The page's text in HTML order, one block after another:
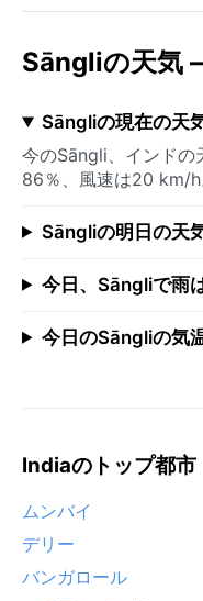
Sāngliの天気
Sāngliの現在の天
今のSāngli、インドの
86％、風速は20 km/h
Sāngliの明日の天
今日、Sāngliで雨
今日のSāngliの気
Indiaのトップ都市
ムンバイ
デリー
バンガロール